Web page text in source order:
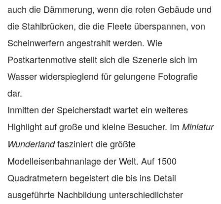
auch die Dämmerung, wenn die roten Gebäude und
die Stahlbrücken, die die Fleete überspannen, von
Scheinwerfern angestrahlt werden. Wie
Postkartenmotive stellt sich die Szenerie sich im
Wasser widerspieglend für gelungene Fotografie
dar.
Inmitten der Speicherstadt wartet ein weiteres
Highlight auf große und kleine Besucher. Im Miniatur
Wunderlandfasziniert die größte
Modelleisenbahnanlage der Welt. Auf 1500
Quadratmetern begeistert die bis ins Detail
ausgeführte Nachbildung unterschiedlichster